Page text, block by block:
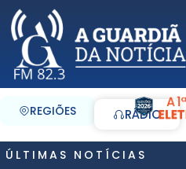
REGIÕES RÁDIO
A
ÚLTIMAS NOTÍCIAS